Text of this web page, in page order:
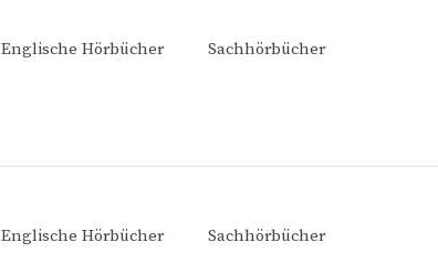
Englische Hörbücher
Sachhörbücher
Englische Hörbücher
Sachhörbücher